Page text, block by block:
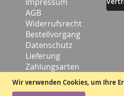
Wir verwenden Cookies, um Ihre
Impressum
AGB
Widerrufsrecht
Bestellvorgang
Datenschutz
Lieferung
Zahlungsarten
Kontakt